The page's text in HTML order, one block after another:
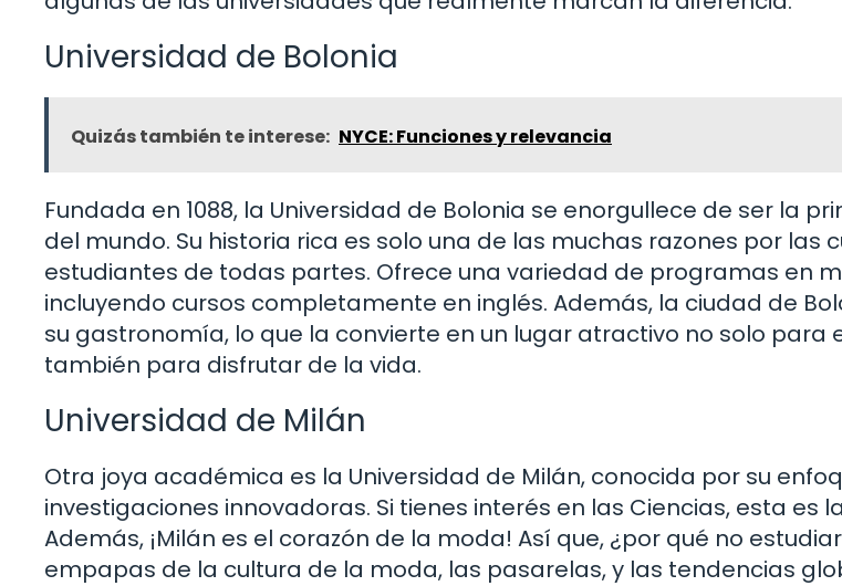
Universidad de Bolonia
Quizás también te interese: NYCE: Funciones y relevancia
Fundada en 1088, la Universidad de Bolonia se enorgullece de ser la
del mundo. Su historia rica es solo una de las muchas razones por las
estudiantes de todas partes. Ofrece una variedad de programas en
incluyendo cursos completamente en inglés. Además, la ciudad de
su gastronomía, lo que la convierte en un lugar atractivo no solo para
también para disfrutar de la vida.
Universidad de Milán
Otra joya académica es la Universidad de Milán, conocida por su
investigaciones innovadoras. Si tienes interés en las Ciencias, esta es
Además, ¡Milán es el corazón de la moda! Así que, ¿por qué no
empapas de la cultura de la moda, las pasarelas, y las tendencias